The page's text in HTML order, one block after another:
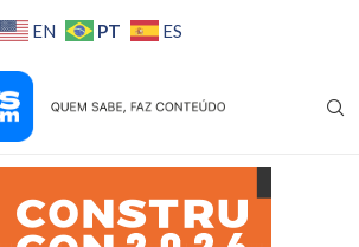
EN PT ES